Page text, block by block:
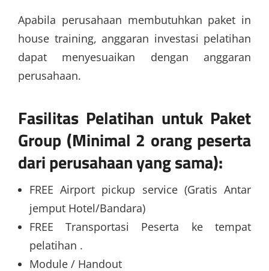
Apabila perusahaan membutuhkan paket in
house training, anggaran investasi pelatihan
dapat menyesuaikan dengan anggaran
perusahaan.
Fasilitas Pelatihan untuk Paket
Group (Minimal 2 orang peserta
dari perusahaan yang sama):
FREE Airport pickup service (Gratis Antar
jemput Hotel/Bandara)
FREE Transportasi Peserta ke tempat
pelatihan .
Module / Handout